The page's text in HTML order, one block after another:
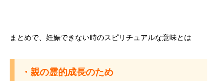
まとめで、妊娠できない時のスピリチュアルな意味とは
・親の霊的成長のため